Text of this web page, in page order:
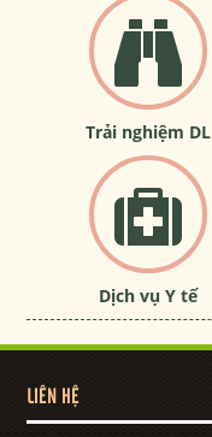
Trải nghiệm DL
Dịch vụ Y tế
LIÊN HỆ